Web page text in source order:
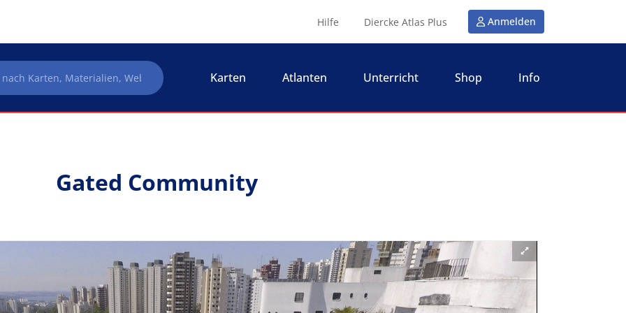
Hilfe Diercke Atlas Plus Anmelden
Karten Atlanten Unterricht Shop Info
Gated Community